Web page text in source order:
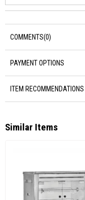
COMMENTS(0)
PAYMENT OPTIONS
ITEM RECOMMENDATIONS
Similar Items